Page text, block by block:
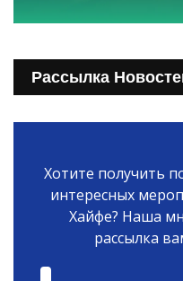
Рассылка
Хотите получить
интересных
Хайфе? Наша
рассылка